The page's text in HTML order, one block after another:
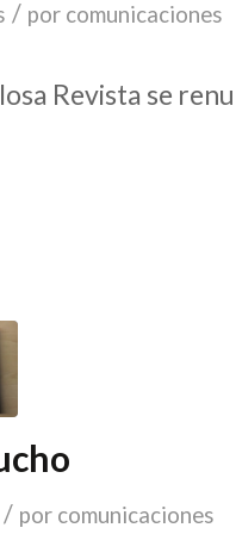
/ por comunicaciones
Revista se
/ por comunicaciones